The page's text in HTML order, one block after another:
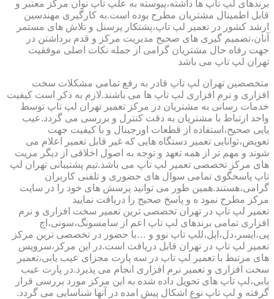
برندهای لپ تاپ ها داشته،پیوسته به علپ تاپ نوان مرکز معتبر و
قابل اطمینال مشتریان مطرح بوده است.به کارگیری مهندسین
ارشد کشور در تعمیر لپ تاپ،پشتکار پرسنل و تلاش های مستمر
آنان،تصمیم گیری های صحیح مدیریت مرکز و قدم برداشتن در
جهت رفاه حال مشتریان گرامی از جمله نکات اصلی موفقیت
تهران لپ تاپ می باشد
متخصصین تهران لپ تاپ قادر به رفع تمامی مشکلات سخت
افزاری و نرم افزاری لپ تاپ ها می باشند.لازم به ذکر است کیفیت
خدمات رسانی به مشتریان در مرکز تعمیر تهران لپ تاپ توسط
واحد ارتباط با مشتریان به دقت کنترل و بررسی می گردد.عیب
یابی صحیح،استفاده از قطعات اورجینال و با کیفیت جهت
تعویض،توانایی تعمیر دستگاه هایی که غیر قابل تعمیر اعلام می
شوند و مهم تر از همه تعهد و توجه به اصول اخلاقی از دیگر مزیت
های مرکز تخصصی تعمیر لپ تاپ می باشد.تیم پشتیبانی تهران لپ
تاپ پاسخگوی تمامی سوال های حضوری و تلفنی کاربران
گرامی،هستند.همین طور می توانید پرسش های خود را در سایت
مرکز مطرح نمود ه و پاسخ صحیح را دریافت نمایید
تعمیر لپ تاپ در تهران تخصصی ترین تعمیر سخت افزاری و نرم
افزاری تمامی برندهای لپ تاپ اعم از سامسونگ،سونی،اچ
پی،ایسر،دل،اپل،للپ تاپ نوو و …با حضور در تخصصی ترین مرکز
تعمیر لپ تاپ در تهران قابل دریافت است.در این مرکز،سرویس
های مرتبط با تعمیر لپ تاپ در سه پارت مجزای عیب یابی،تعمیر
سخت افزاری و تعمیر نرم افزاری انجام می پذیرد.در پارت عیب
یابی،لپ تاپ های تحویل داده شده به این مرکز مورد بررسی قرار
گرفته و لپ تاپ نوع اشکال پیش امده در آنها شناسایی می گردد.